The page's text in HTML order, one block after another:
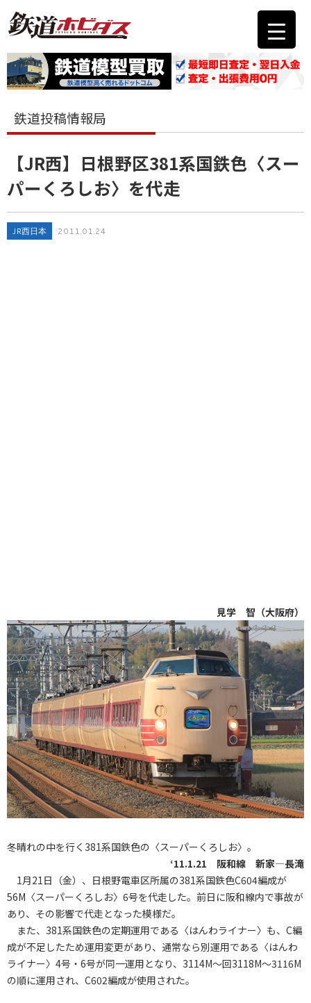
鉄道投稿情報局
【JR西】日根野区381系国鉄色〈スー
パーくろしお〉を代走
JR西日本 2011.01.24
見学 智（大阪府）
冬晴れの中を行く381系国鉄色の〈スーパーくろしお〉。
‘11.1.21 阪和線 新家―長滝
1月21日（金）、日根野電車区所属の381系国鉄色C604編成が
56M〈スーパーくろしお〉6号を代走した。前日に阪和線内で事故が
あり、その影響で代走となった模様だ。
また、381系国鉄色の定期運用である〈はんわライナー〉も、C編
成が不足したため運用変更があり、通常なら別運用である〈はんわ
ライナー〉4号・6号が同一運用となり、3114M～回3118M～3116M
の順に運用され、C602編成が使用された。